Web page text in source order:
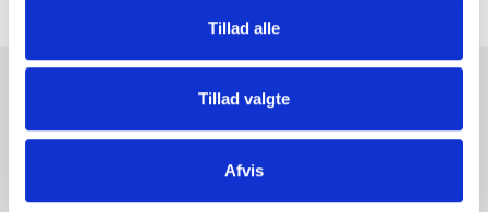
Tillad alle
Tillad valgte
Afvis
RAMMESHOPPEN.DK
Rammeshoppen ApS
8700 Horsens